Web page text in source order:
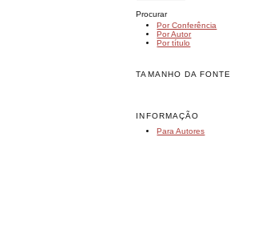
Procurar
Por Conferência
Por Autor
Por título
TAMANHO DA FONTE
INFORMAÇÃO
Para Autores